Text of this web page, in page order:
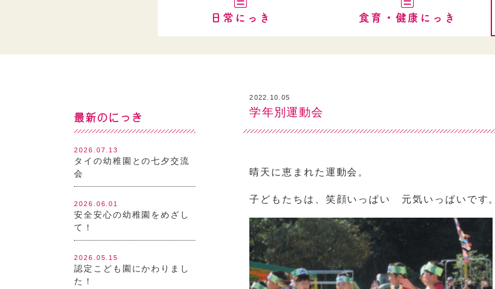
日常にっき 食育・健康にっき
最新のにっき
2026.07.13
タイの幼稚園との七夕交流
会
2026.06.01
安全安心の幼稚園をめざし
て！
2026.05.15
認定こども園にかわりまし
た！
2022.10.05
学年別運動会
晴天に恵まれた運動会。
子どもたちは、笑顔いっぱい 元気いっぱいです。